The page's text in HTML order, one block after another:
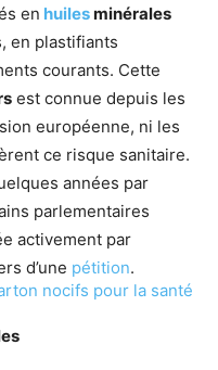
en huilesminérales
en plastifiants
courants. Cette
est connue depuis les
européenne, ni les
ce risque sanitaire.
années par
parlementaires
activement par
d’une pétition.
nocifs pour la santé